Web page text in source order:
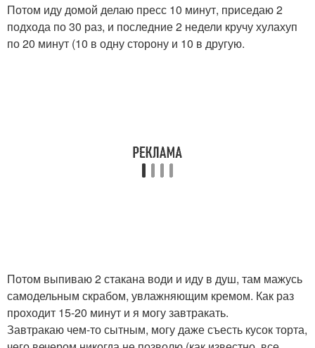
Потом иду домой делаю пресс 10 минут, приседаю 2
подхода по 30 раз, и последние 2 недели кручу хулахуп
по 20 минут (10 в одну сторону и 10 в другую.
Потом выпиваю 2 стакана води и иду в душ, там мажусь
самодельным скрабом, увлажняющим кремом. Как раз
проходит 15-20 минут и я могу завтракать.
Завтракаю чем-то сытным, могу даже съесть кусок торта,